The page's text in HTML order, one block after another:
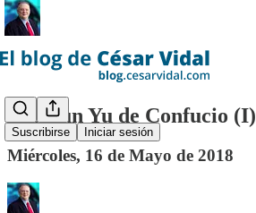
Suscribirse Iniciar sesión
Las Lun Yu de Confucio (I)
Miércoles, 16 de Mayo de 2018